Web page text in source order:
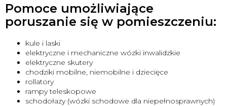
Pomoce umożliwiające
poruszanie się w pomieszczeniu:
kule i laski
elektryczne i mechaniczne wózki inwalidzkie
elektryczne skutery
chodziki mobilne, niemobilne i dziecięce
rollatory
rampy teleskopowe
schodołazy (wózki schodowe dla niepełnosprawnych)